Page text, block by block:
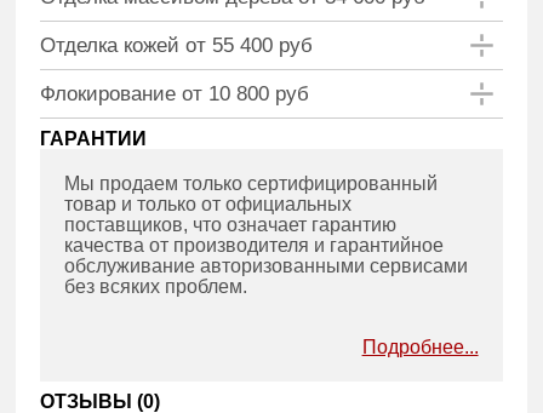
Отделка кожей от 55 400 руб
Флокирование от 10 800 руб
ГАРАНТИИ
Мы продаем только сертифицированный
товар и только от официальных
поставщиков, что означает гарантию
качества от производителя и гарантийное
обслуживание авторизованными сервисами
без всяких проблем.
Подробнее...
ОТЗЫВЫ (0)